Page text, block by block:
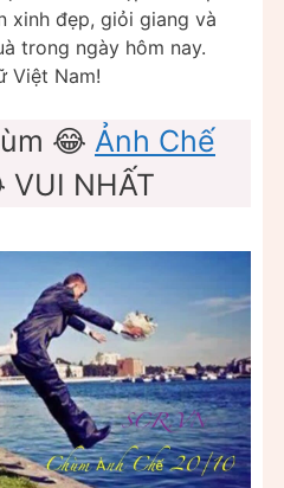
xinh đẹp, giỏi giang và
trong ngày hôm nay.
Việt Nam!
😂 Ảnh Chế
VUI NHẤT